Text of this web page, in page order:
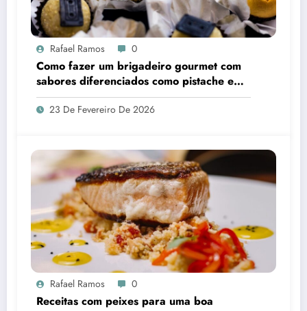
Rafael Ramos 0
Como fazer um brigadeiro gourmet com
sabores diferenciados como pistache e
café?
23 De Fevereiro De 2026
Rafael Ramos 0
Receitas com peixes para uma boa